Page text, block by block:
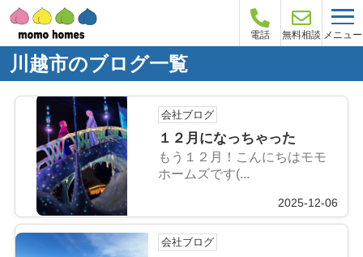
電話 無料相談 メニュー
川越市のブログ一覧
会社ブログ
１２月になっちゃった
もう１２月！こんにちはモモ
ホームズです(...
2025-12-06
会社ブログ